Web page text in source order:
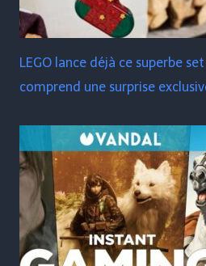
LEGO lance déjà ce superbe
comprend une surprise